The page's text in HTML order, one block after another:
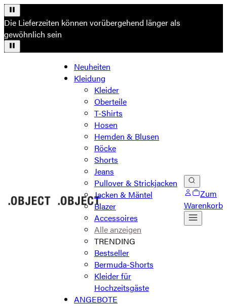
Die Lieferzeiten können vorübergehend länger als
gewöhnlich sein
Neuheiten
Kleidung
Kleider
Oberteile
T-Shirts
Hosen
Hemden & Blusen
Röcke
Shorts
Jeans
Pullover & Strickjacken
Jacken & Mäntel
Blazer
Accessoires
Alle anzeigen
TRENDING
Bestseller
Bermuda-Shorts
Kleider für
Hochzeitsgäste
ANGEBOTE
Zum
Warenkorb